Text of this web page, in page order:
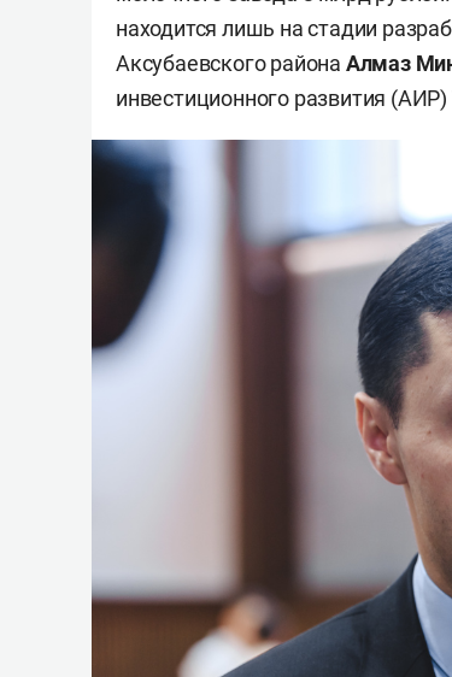
находится лишь на стадии
Аксубаевского района Алмаз
инвестиционного развития (АИР)